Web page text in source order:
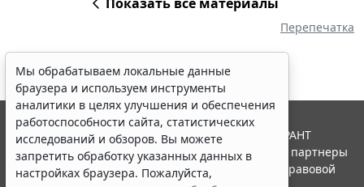
Перепечатка
Мы обрабатываем локальные данные
браузера и используем инструменты
аналитики в целях улучшения и обеспечения
работоспособности сайта, статистических
исследований и обзоров. Вы можете
запретить обработку указанных данных в
настройках браузера. Пожалуйста,
© ООО "НПП "ГАРАНТ-СЕРВИС", 2026. Система ГАРАНТ
выпускается с 1990 года. Компания "Гарант" и ее партнеры
являются участниками Российской ассоциации правовой